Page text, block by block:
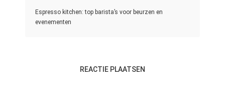
Espresso kitchen: top barista’s voor beurzen en
evenementen
REACTIE PLAATSEN